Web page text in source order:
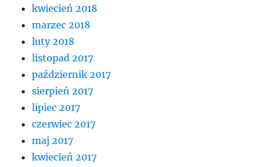
kwiecień 2018
marzec 2018
luty 2018
listopad 2017
październik 2017
sierpień 2017
lipiec 2017
czerwiec 2017
maj 2017
kwiecień 2017